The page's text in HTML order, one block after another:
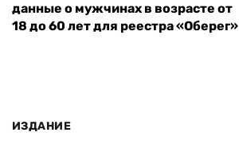
данные о мужчинах в возрасте от
18 до 60 лет для реестра «Оберег»
ИЗДАНИЕ